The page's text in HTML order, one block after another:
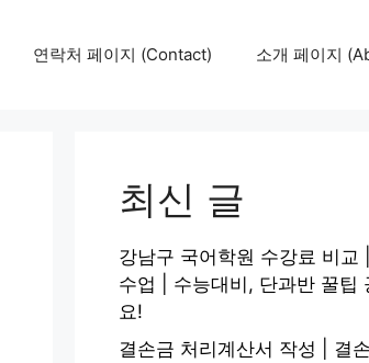
연락처 페이지 (Contact) 소개 페이지
최신 글
강남구 국어학원 수강료 비교
수업 | 수능대비, 단과반 꿀팁
요!
결손금 처리계산서 작성 | 결